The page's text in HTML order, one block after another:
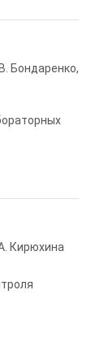
Бондаренко,
Кирюхина